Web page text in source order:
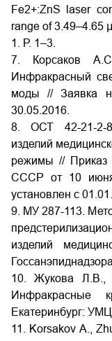
Fe2+:ZnS laser
range of 3.49–4.65
1. Р. 1–3.
7. Корсаков
Инфракрасный
моды // Заявка
30.05.2016.
8. ОСТ 42-21-2-
изделий
режимы // Приказ
СССР от 10
установлен с
9. МУ 287-113.
изделий
10. Жукова Л.В.,
Инфракрасные
Екатеринбург:
11. Korsakov A.,